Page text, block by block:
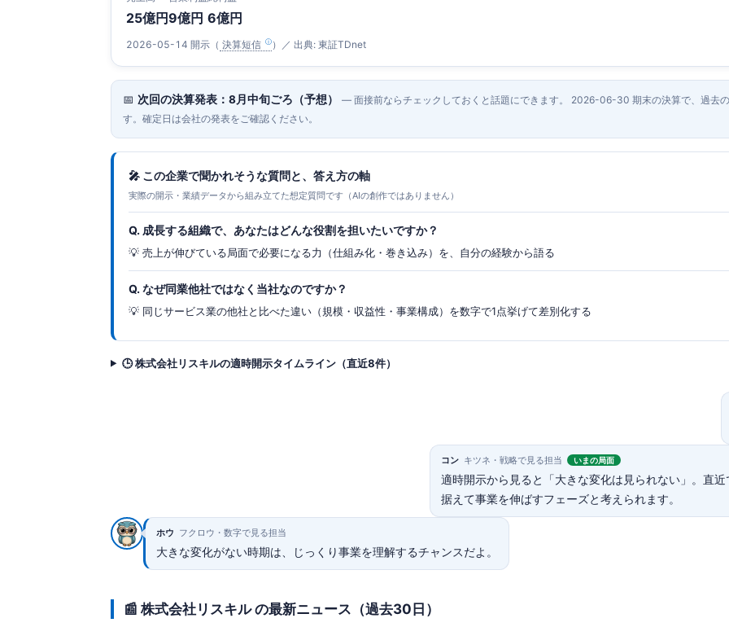
25億円9億円 6億円
2026-05-14 開示（ 決算短信 ）／ 出典: 東証TDnet
📅 次回の決算発表：8月中旬ごろ（予想）
— 面接前ならチェックしておくと話題にできます。 2026-06-30 期末の決算で、過去
す。確定日は会社の発表をご確認ください。
🎤 この企業で聞かれそうな質問と、答え方の軸
実際の開示・業績データから組み立てた想定質問です（AIの創作ではありません）
Q. 成長する組織で、あなたはどんな役割を担いたいですか？
💡 売上が伸びている局面で必要になる力（仕組み化・巻き込み）を、自分の経験から語る
Q. なぜ同業他社ではなく当社なのですか？
💡 同じサービス業の他社と比べた違い（規模・収益性・事業構成）を数字で1点挙げて差別化する
🕒 株式会社リスキルの適時開示タイムライン（直近8件）
コン キツネ・戦略で見る担当 いまの局面
適時開示から見ると「大きな変化は見られない」。直
据えて事業を伸ばすフェーズと考えられます。
ホウ フクロウ・数字で見る担当
大きな変化がない時期は、じっくり事業を理解するチャンスだよ。
📰 株式会社リスキル の最新ニュース（過去30日）